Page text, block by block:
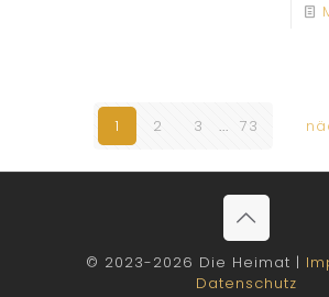
1 2 3 ... 73
© 2023-2026 Die Heimat |
Datenschutz